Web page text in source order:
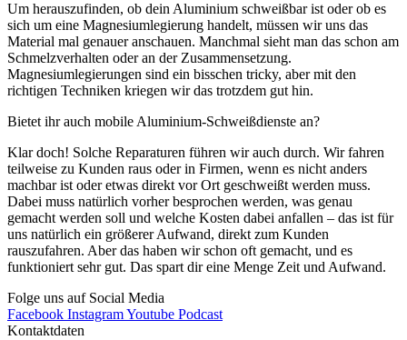
Um herauszufinden, ob dein Aluminium schweißbar ist oder ob es
sich um eine Magnesiumlegierung handelt, müssen wir uns das
Material mal genauer anschauen. Manchmal sieht man das schon am
Schmelzverhalten oder an der Zusammensetzung.
Magnesiumlegierungen sind ein bisschen tricky, aber mit den
richtigen Techniken kriegen wir das trotzdem gut hin.
Bietet ihr auch mobile Aluminium-Schweißdienste an?
Klar doch! Solche Reparaturen führen wir auch durch. Wir fahren
teilweise zu Kunden raus oder in Firmen, wenn es nicht anders
machbar ist oder etwas direkt vor Ort geschweißt werden muss.
Dabei muss natürlich vorher besprochen werden, was genau
gemacht werden soll und welche Kosten dabei anfallen – das ist für
uns natürlich ein größerer Aufwand, direkt zum Kunden
rauszufahren. Aber das haben wir schon oft gemacht, und es
funktioniert sehr gut. Das spart dir eine Menge Zeit und Aufwand.
Folge uns auf Social Media
Facebook InstagramYoutube Podcast
Kontaktdaten